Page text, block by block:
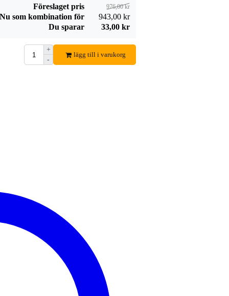
Föreslaget pris 976,00 kr
Nu som kombination för
943,00 kr
Du sparar
33,00 kr
+
-
lägg till i varukorg